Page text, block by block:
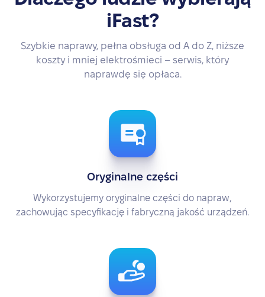
iFast?
Szybkie naprawy, pełna obsługa od A do Z, niższe
koszty i mniej elektrośmieci – serwis, który
naprawdę się opłaca.
Oryginalne części
Wykorzystujemy oryginalne części do napraw,
zachowując specyfikację i fabryczną jakość urządzeń.